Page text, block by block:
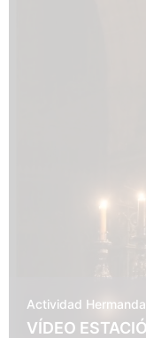
Actividad
VÍDEO